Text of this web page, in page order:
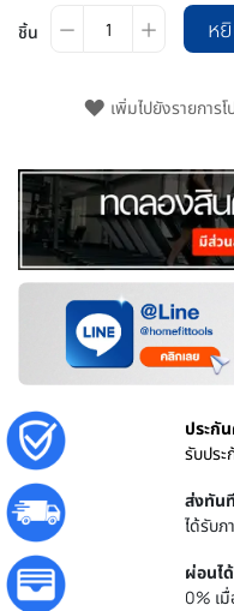
ชิ้น ห
เพิ่มไปยังรายการโ
ประกั
รับปร
ส่งทันที
ได้รับภ
ผ่อนไ
0% เ